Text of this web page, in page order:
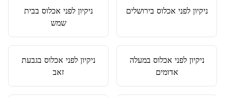
ניקיון לפני אכלוס בירושלים ניקיון לפני אכלוס בבית
שמש
ניקיון לפני אכלוס במעלה
אדומים
ניקיון לפני אכלוס בגבעת
זאב